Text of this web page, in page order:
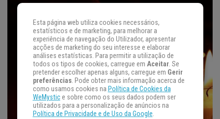
Esta página web utiliza cookies necessários,
estatísticos e de marketing, para melhorar a
experiência de navegação do Utilizador, apresentar
acções de marketing do seu interesse e elaborar
análises estatísticas. Para permitir a utilização de
todos os tipos de cookies, carregue em Aceitar. Se
pretender escolher apenas alguns, carregue em Gerir
preferências. Pode obter mais informação acerca de
como usamos cookies na Política de Cookies da
WeMystice sobre como os seus dados podem ser
utilizados para a personalização de anúncios na
Política de Privacidade e de Uso da Google.